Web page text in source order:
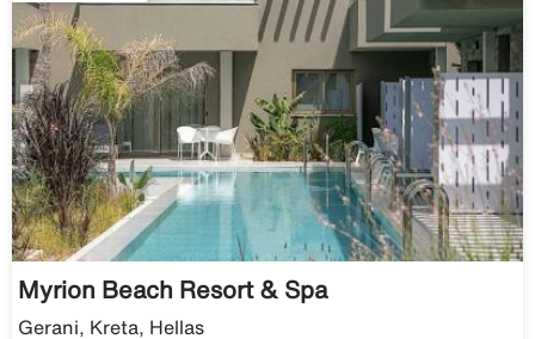
Myrion Beach Resort & Spa
Gerani, Kreta, Hellas